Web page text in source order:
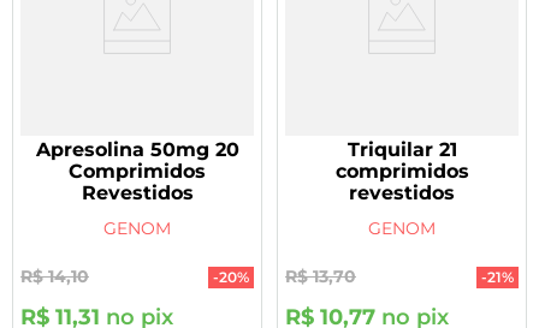
Apresolina 50mg 20
Comprimidos
Revestidos
GENOM
R$ 14,10 -20%
R$ 11,31 no pix
Triquilar 21
comprimidos
revestidos
GENOM
R$ 13,70 -21%
R$ 10,77 no pix